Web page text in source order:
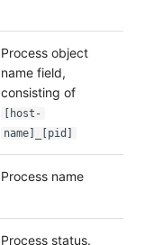
Process object
name field,
consisting of
[host-
name]_[pid]
Process name
Process status.